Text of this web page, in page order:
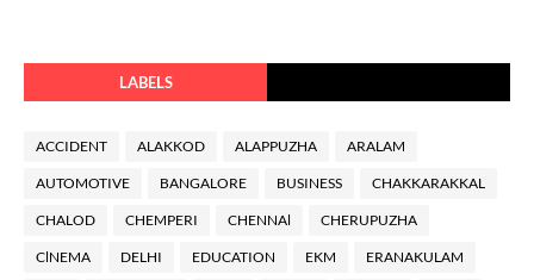
LABELS
ACCIDENT ALAKKOD ALAPPUZHA ARALAM
AUTOMOTIVE BANGALORE BUSINESS CHAKKARAKKAL
CHALOD CHEMPERI CHENNAl CHERUPUZHA
ClNEMA DELHI EDUCATION EKM ERANAKULAM